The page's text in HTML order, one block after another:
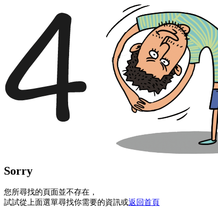
Sorry
您所尋找的頁面並不存在，
試試從上面選單尋找你需要的資訊或返回首頁